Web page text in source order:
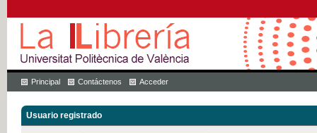
Principal Contáctenos Acceder
Usuario registrado